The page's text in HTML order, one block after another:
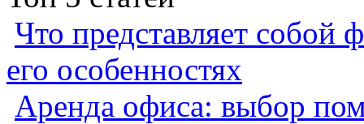
Что представляет собой
его особенностях
Аренда офиса: выбор